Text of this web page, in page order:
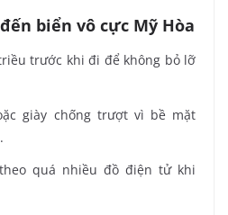
biển vô cực Mỹ Hòa
trước khi đi để không bỏ lỡ
giày chống trượt vì bề mặt
quá nhiều đồ điện tử khi